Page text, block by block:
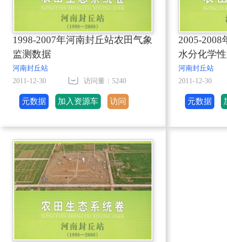
1998-2007年河南封丘站农田气象
监测数据
河南封丘站
2011-12-30
访问量：5240
元数据 加入资源车 访问
2005-2008
水分化学
河南封丘站
2011-12-30
元数据